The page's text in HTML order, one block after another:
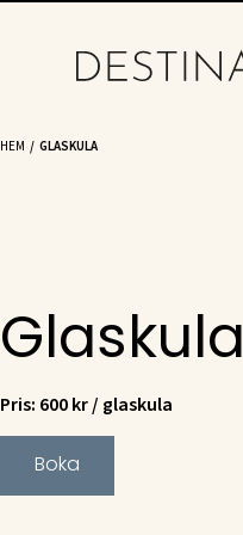
HEM GLASKULA
Glaskula
Pris: 600 kr / glaskula
Boka